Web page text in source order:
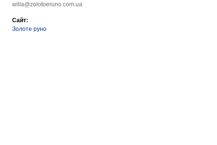
willa@zolotoeruno.com.ua
Сайт:
Золоте руно